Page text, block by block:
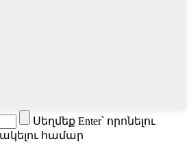
Սեղմեք Enter՝ որոնելու
համար